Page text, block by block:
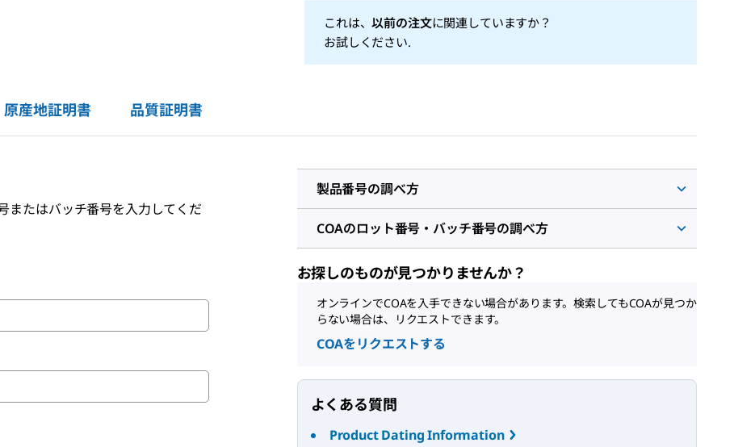
これは、以前の注文に関連していますか？
お試しください.
原産地証明書 品質証明書
またはバッチ番号を入力してくだ
製品番号の調べ方
COAのロット番号・バッチ番号の調べ方
お探しのものが見つかりませんか？
オンラインでCOAを入手できない場合があります。検索してもCOAが見つか
らない場合は、リクエストできます。
COAをリクエストする
よくある質問
Product Dating Information